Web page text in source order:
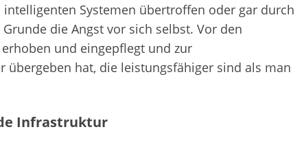
intelligenten Systemen übertroffen oder gar durch
die Angst vor sich selbst. Vor den
und eingepflegt und zur
übergeben hat, die leistungsfähiger sind als man
Infrastruktur